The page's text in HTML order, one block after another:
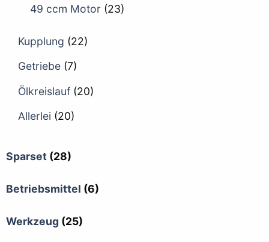
49 ccm Motor (23)
Kupplung (22)
Getriebe (7)
Ölkreislauf (20)
Allerlei (20)
Sparset (28)
Betriebsmittel (6)
Werkzeug (25)